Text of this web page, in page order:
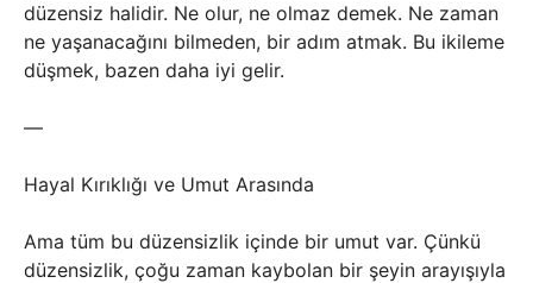
düzensiz halidir. Ne olur, ne olmaz demek. Ne zaman
ne yaşanacağını bilmeden, bir adım atmak. Bu ikileme
düşmek, bazen daha iyi gelir.
—
Hayal Kırıklığı ve Umut Arasında
Ama tüm bu düzensizlik içinde bir umut var. Çünkü
düzensizlik, çoğu zaman kaybolan bir şeyin arayışıyla